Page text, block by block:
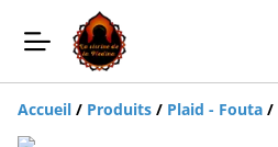
Accueil / Produits / Plaid - Fouta /